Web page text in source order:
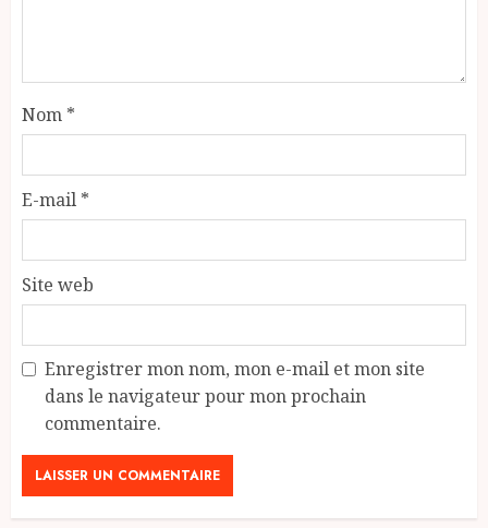
Nom *
E-mail *
Site web
Enregistrer mon nom, mon e-mail et mon site
dans le navigateur pour mon prochain
commentaire.